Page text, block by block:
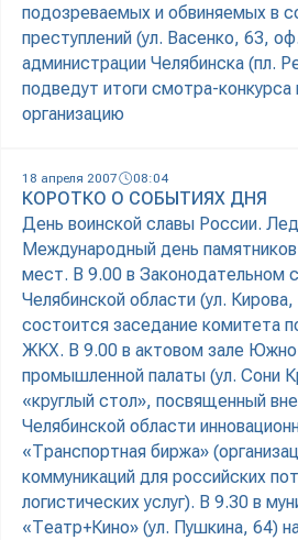
подозреваемых и обвиняемых в
преступлений (ул. Васенко, 63,
администрации Челябинска (пл.
подведут итоги смотра-
организацию
18 апреля 2007 08:04
КОРОТКО О СОБЫТИЯХ ДНЯ
День воинской славы России.
Международный день
мест. В 9.00 в Законодательном
Челябинской области (ул.
состоится заседание комитета
ЖКХ. В 9.00 в актовом зале
промышленной палаты (ул. Сони
«круглый стол», посвященный
Челябинской области
«Транспортная биржа»
коммуникаций для российских
логистических услуг). В 9.30 в
«Театр+Кино» (ул. Пушкина, 64)